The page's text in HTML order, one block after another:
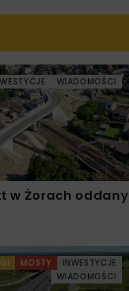
WIADOMOŚCI
w Żorach oddany
MOSTY
INWESTYCJE
WIADOMOŚCI